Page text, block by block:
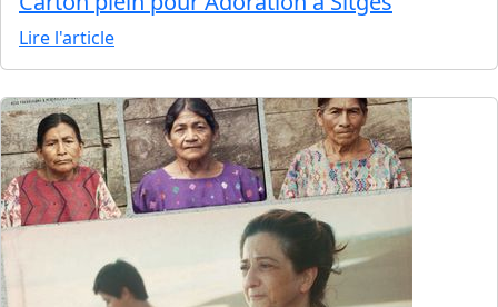
Lire l'article